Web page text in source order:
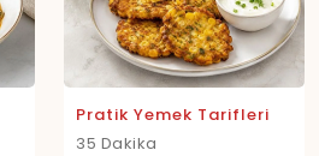
Pratik Yemek Tarifleri
35 Dakika